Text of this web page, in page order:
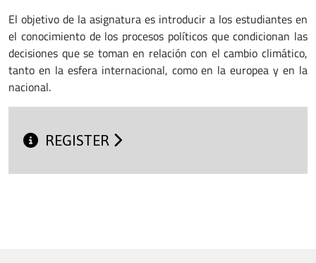
El objetivo de la asignatura es introducir a los estudiantes en
el conocimiento de los procesos políticos que condicionan las
decisiones que se toman en relación con el cambio climático,
tanto en la esfera internacional, como en la europea y en la
nacional.
REGISTER